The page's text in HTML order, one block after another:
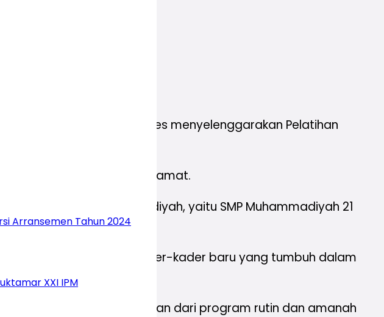
Arransemen Tahun 2024
XXI IPM
IPM) Serbalawan sukses menyelenggarakan Pelatihan
(23-27/3/2025).
Urat, Bandar Selamat.
sekolah Muhammadiyah, yaitu SMP Muhammadiyah 21
untuk menumbuhkan kader-kader baru yang tumbuh dalam
hanya merupakan bagian dari program rutin dan amanah